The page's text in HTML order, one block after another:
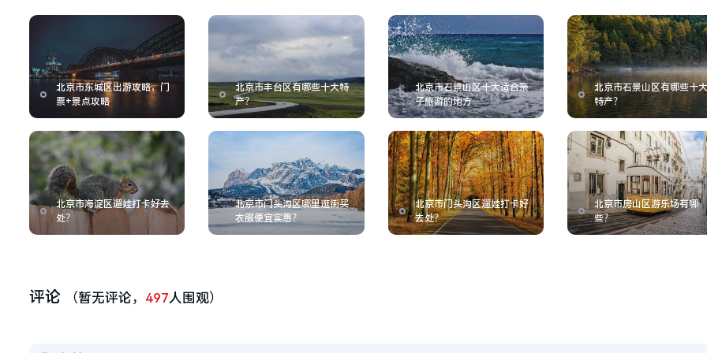
北京市东城区出游攻略，门
票+景点攻略
北京市丰台区有哪些十大特
产？
北京市石景山区十大适合亲
子旅游的地方
北京市石景山区有哪些十大
特产？
北京市海淀区遛娃打卡好去
处？
北京市门头沟区哪里逛街买
衣服便宜实惠？
北京市门头沟区遛娃打卡好
去处？
北京市房山区游乐场有哪
些？
评论 （暂无评论， 497人围观）